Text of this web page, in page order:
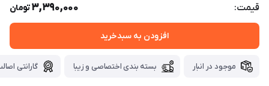
قیمت: 3,390,000تومان
افزودن به سبدخرید
موجود در انبار بسته بندی اختصاصی و زیبا گارانتی